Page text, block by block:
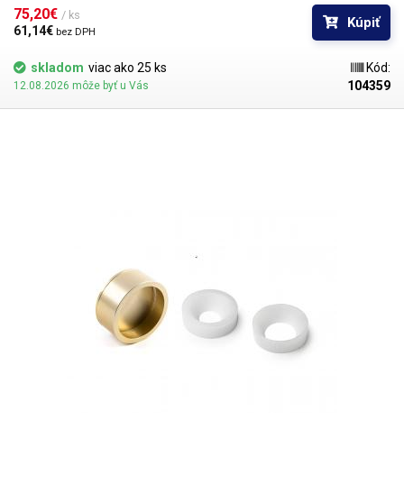
možno do adaptéra voľne vkladať a striedať podľa aktuálnej veľkosti
viečok. Model s 12 mm otvorom sa nedodáva s bitom, pretože nie je
103707, ktorá má 12 mm stopku. Adaptér sa dodáva s dvoma gumovými
vložkami.
75,20€ / ks
61,14€ bez DPH
Kúpiť
skladom viac ako 25 ks
12.08.2026 môže byť u Vás
Kód:
104359